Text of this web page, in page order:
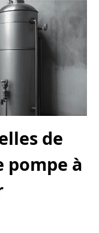
de
à